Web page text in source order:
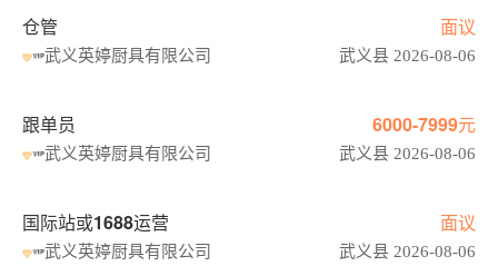
仓管 面议
武义英婷厨具有限公司 武义县 2026-08-06
跟单员 6000-7999元
武义英婷厨具有限公司 武义县 2026-08-06
国际站或1688运营 面议
武义英婷厨具有限公司 武义县 2026-08-06